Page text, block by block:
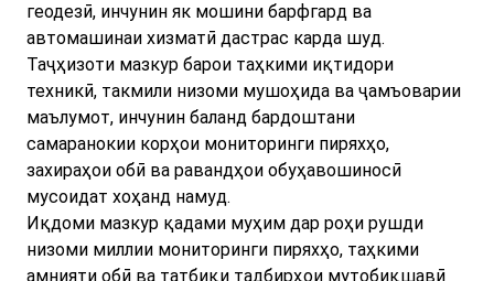
геодезӣ, инчунин як мошини барфгард ва
автомашинаи хизматӣ дастрас карда шуд.
Таҷҳизоти мазкур барои таҳкими иқтидори
техникӣ, такмили низоми мушоҳида ва ҷамъоварии
маълумот, инчунин баланд бардоштани
самаранокии корҳои мониторинги пиряхҳо,
захираҳои обӣ ва равандҳои обуҳавошиносӣ
мусоидат хоҳанд намуд.
Иқдоми мазкур қадами муҳим дар роҳи рушди
низоми миллии мониторинги пиряхҳо, таҳкими
амнияти обӣ ва татбиқи тадбирҳои мутобиқшавӣ